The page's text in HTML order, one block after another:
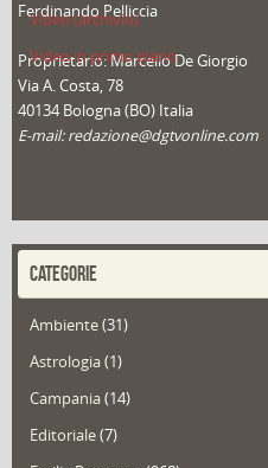
Video (archivio)
Video in primo piano
Ferdinando Pelliccia
Proprietario: Marcello De Giorgio
Via A. Costa, 78
40134 Bologna (BO) Italia
E-mail: redazione@dgtvonline.com
CATEGORIE
Ambiente(31)
Astrologia(1)
Campania(14)
Editoriale(7)